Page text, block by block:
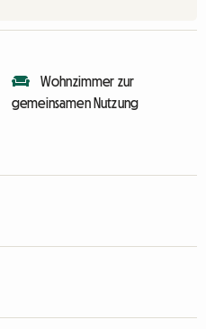
Wohnzimmer zur
gemeinsamen Nutzung